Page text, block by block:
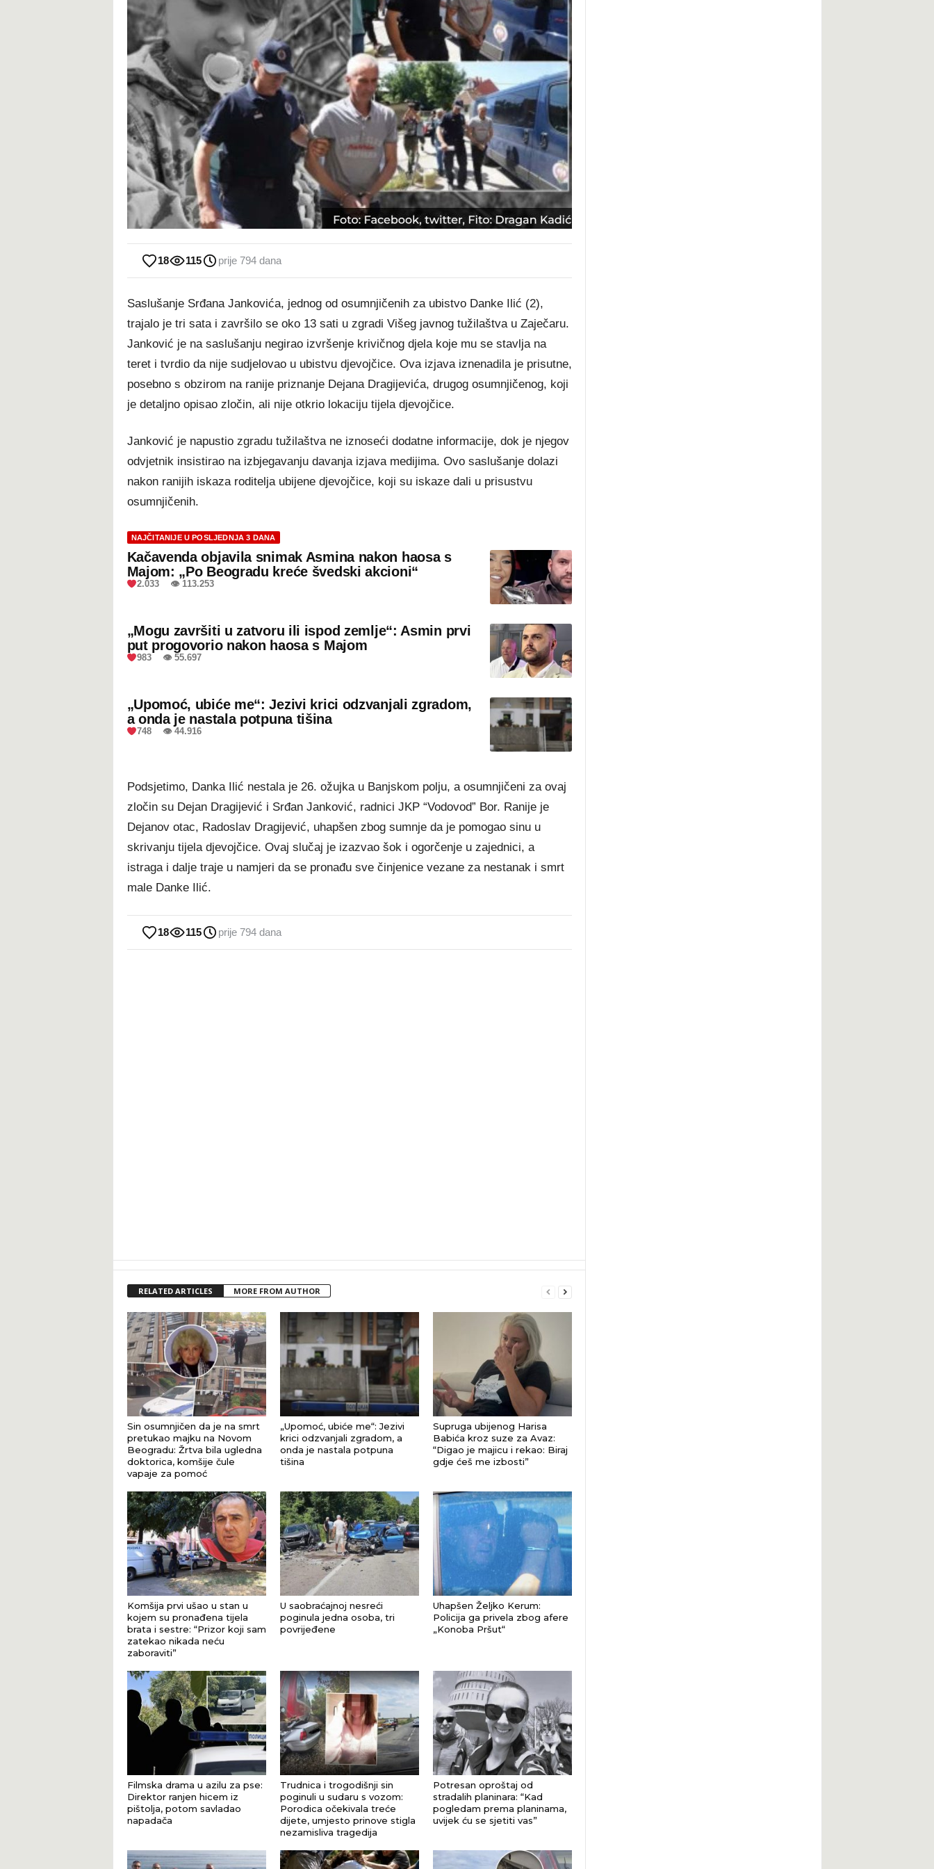
18 115 prije 794 dana
Saslušanje Srđana Jankovića, jednog od osumnjičenih za ubistvo Danke Ilić (2),
trajalo je tri sata i završilo se oko 13 sati u zgradi Višeg javnog tužilaštva u Zaječaru.
Janković je na saslušanju negirao izvršenje krivičnog djela koje mu se stavlja na
teret i tvrdio da nije sudjelovao u ubistvu djevojčice. Ova izjava iznenadila je prisutne,
posebno s obzirom na ranije priznanje Dejana Dragijevića, drugog osumnjičenog, koji
je detaljno opisao zločin, ali nije otkrio lokaciju tijela djevojčice.
Janković je napustio zgradu tužilaštva ne iznoseći dodatne informacije, dok je njegov
odvjetnik insistirao na izbjegavanju davanja izjava medijima. Ovo saslušanje dolazi
nakon ranijih iskaza roditelja ubijene djevojčice, koji su iskaze dali u prisustvu
osumnjičenih.
NAJČITANIJE U POSLJEDNJA 3 DANA
Kačavenda objavila snimak Asmina nakon haosa s
Majom: „Po Beogradu kreće švedski akcioni“
2.033 👁 113.253
„Mogu završiti u zatvoru ili ispod zemlje“: Asmin prvi
put progovorio nakon haosa s Majom
983 👁 55.697
„Upomoć, ubiće me“: Jezivi krici odzvanjali zgradom,
a onda je nastala potpuna tišina
748 👁 44.916
Podsjetimo, Danka Ilić nestala je 26. ožujka u Banjskom polju, a osumnjičeni za ovaj
zločin su Dejan Dragijević i Srđan Janković, radnici JKP “Vodovod” Bor. Ranije je
Dejanov otac, Radoslav Dragijević, uhapšen zbog sumnje da je pomogao sinu u
skrivanju tijela djevojčice. Ovaj slučaj je izazvao šok i ogorčenje u zajednici, a
istraga i dalje traje u namjeri da se pronađu sve činjenice vezane za nestanak i smrt
male Danke Ilić.
18 115 prije 794 dana
RELATED ARTICLES MORE FROM AUTHOR
Sin osumnjičen da je na smrt
pretukao majku na Novom
Beogradu: Žrtva bila ugledna
doktorica, komšije čule
vapaje za pomoć
„Upomoć, ubiće me“: Jezivi
krici odzvanjali zgradom, a
onda je nastala potpuna
tišina
Supruga ubijenog Harisa
Babića kroz suze za Avaz:
“Digao je majicu i rekao: Biraj
gdje ćeš me izbosti”
Komšija prvi ušao u stan u
kojem su pronađena tijela
brata i sestre: “Prizor koji sam
zatekao nikada neću
zaboraviti”
U saobraćajnoj nesreći
poginula jedna osoba, tri
povrijeđene
Uhapšen Željko Kerum:
Policija ga privela zbog afere
„Konoba Pršut“
Filmska drama u azilu za pse:
Direktor ranjen hicem iz
pištolja, potom savladao
napadača
Trudnica i trogodišnji sin
poginuli u sudaru s vozom:
Porodica očekivala treće
dijete, umjesto prinove stigla
nezamisliva tragedija
Potresan oproštaj od
stradalih planinara: “Kad
pogledam prema planinama,
uvijek ću se sjetiti vas”